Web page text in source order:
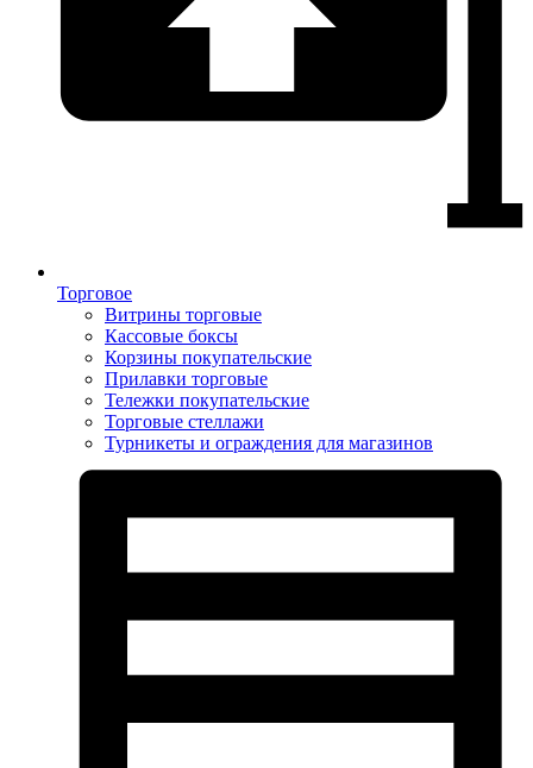
Торговое
Витрины торговые
Кассовые боксы
Корзины покупательские
Прилавки торговые
Тележки покупательские
Торговые стеллажи
Турникеты и ограждения для магазинов